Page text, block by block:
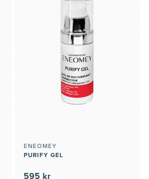
ENEOMEY
PURIFY GEL
595 kr